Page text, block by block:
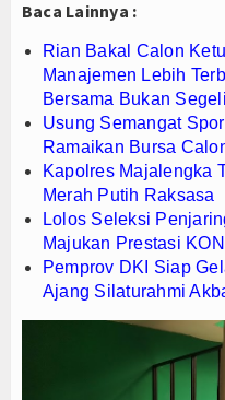
Baca Lainnya :
Rian Bakal Calon
Manajemen Lebih
Bersama Bukan
Usung Semangat
Ramaikan Bursa
Kapolres Majalengka
Merah Putih Raksasa
Lolos Seleksi
Majukan Prestasi
Pemprov DKI Siap
Ajang Silaturahmi